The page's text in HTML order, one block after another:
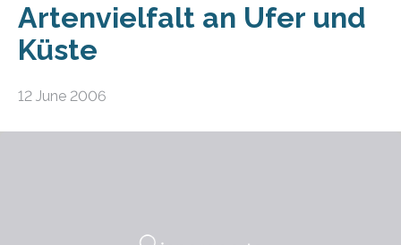
Artenvielfalt an Ufer und
Küste
12 June 2006